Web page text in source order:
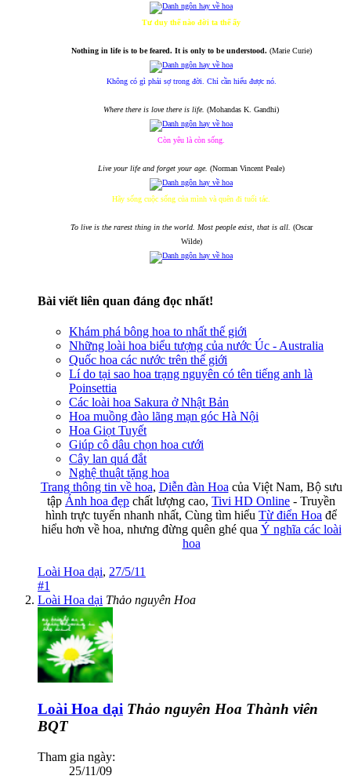
Tư duy thế nào đời ta thế ấy
Nothing in life is to be feared. It is only to be understood. (Marie Curie)
Không có gì phải sợ trong đời. Chỉ cần hiểu được nó.
Where there is love there is life. (Mohandas K. Gandhi)
Còn yêu là còn sống.
Live your life and forget your age. (Norman Vincent Peale)
Hãy sống cuộc sống của mình và quên đi tuổi tác.
To live is the rarest thing in the world. Most people exist, that is all. (Oscar
Wilde)
Bài viết liên quan đáng đọc nhất!
Khám phá bông hoa to nhất thế giới
Những loài hoa biểu tượng của nước Úc - Australia
Quốc hoa các nước trên thế giới
Lí do tại sao hoa trạng nguyên có tên tiếng anh là
Poinsettia
Các loài hoa Sakura ở Nhật Bản
Hoa muồng đào lãng mạn góc Hà Nội
Hoa Giọt Tuyết
Giúp cô dâu chọn hoa cưới
Cây lan quá đắt
Nghệ thuật tặng hoa
Trang thông tin về hoa, Diễn đàn Hoacủa Việt Nam, Bộ sưu
tập Ảnh hoa đẹp chất lượng cao, Tivi HD Online - Truyền
hình trực tuyến nhanh nhất, Cùng tìm hiểu Từ điển Hoa để
hiểu hơn về hoa, nhưng đừng quên ghé qua Ý nghĩa các loài
hoa
Loài Hoa dại, 27/5/11
#1
Loài Hoa dại Thảo nguyên Hoa
Loài Hoa dại Thảo nguyên Hoa Thành viên
BQT
Tham gia ngày:
25/11/09